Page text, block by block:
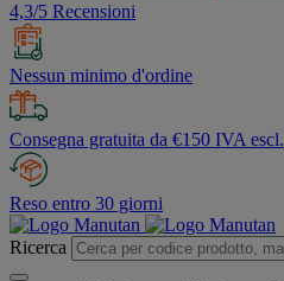
4,3/5 Recensioni
Nessun minimo d'ordine
Consegna gratuita da €150 IVA escl.
Reso entro 30 giorni
Ricerca